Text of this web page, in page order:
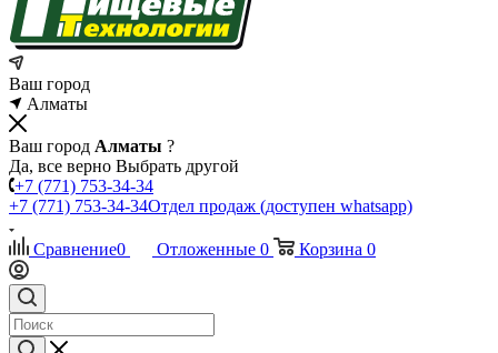
Ваш город
Алматы
Ваш город Алматы ?
Да, все верно Выбрать другой
+7 (771) 753-34-34
+7 (771) 753-34-34Отдел продаж (доступен whatsapp)
Сравнение0 Отложенные 0 Корзина 0